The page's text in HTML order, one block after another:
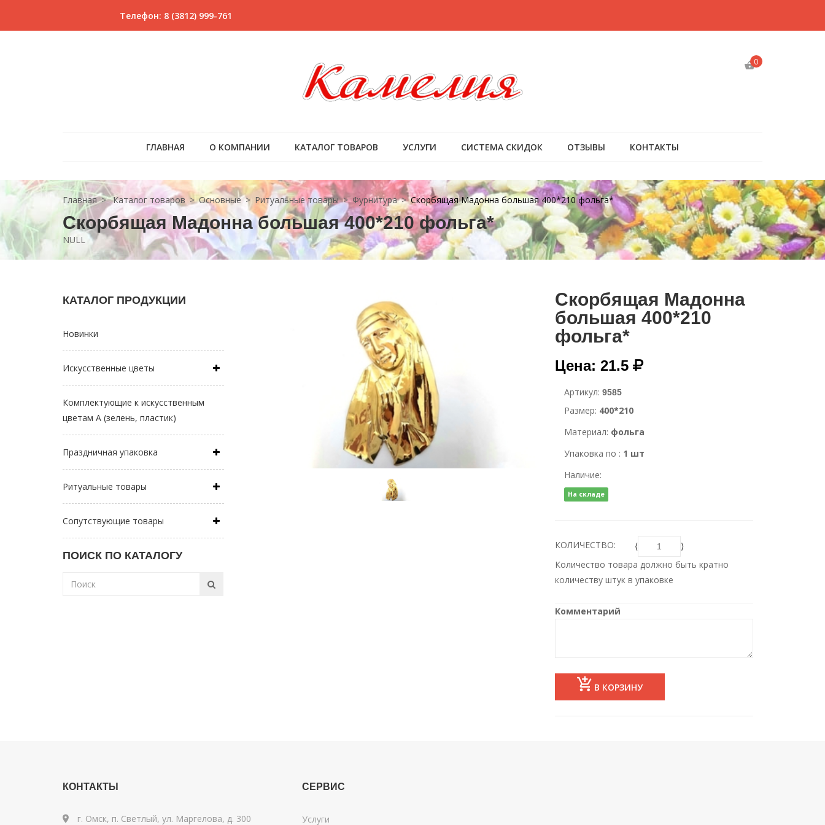
Телефон: 8 (3812) 999-761
0
ГЛАВНАЯ О КОМПАНИИ КАТАЛОГ ТОВАРОВ УСЛУГИ СИСТЕМА СКИДОК ОТЗЫВЫ КОНТАКТЫ
Главная Каталог товаров Основные Ритуальные товары Фурнитура Скорбящая Мадонна большая 400*210 фольга*
Скорбящая Мадонна большая 400*210 фольга*
NULL
КАТАЛОГ ПРОДУКЦИИ
Новинки
Искусственные цветы
Комплектующие к искусственным
цветам А (зелень, пластик)
Праздничная упаковка
Ритуальные товары
Сопутствующие товары
ПОИСК ПО КАТАЛОГУ
Скорбящая Мадонна
большая 400*210
фольга*
Цена: 21.5
Артикул: 9585
Размер: 400*210
Материал: фольга
Упаковка по : 1 шт
Наличие:
На складе
КОЛИЧЕСТВО: ⟨
⟩
Количество товара должно быть кратно
количеству штук в упаковке
Комментарий
В КОРЗИНУ
КОНТАКТЫ
г. Омск, п. Светлый, ул. Маргелова, д. 300
СЕРВИС
Услуги